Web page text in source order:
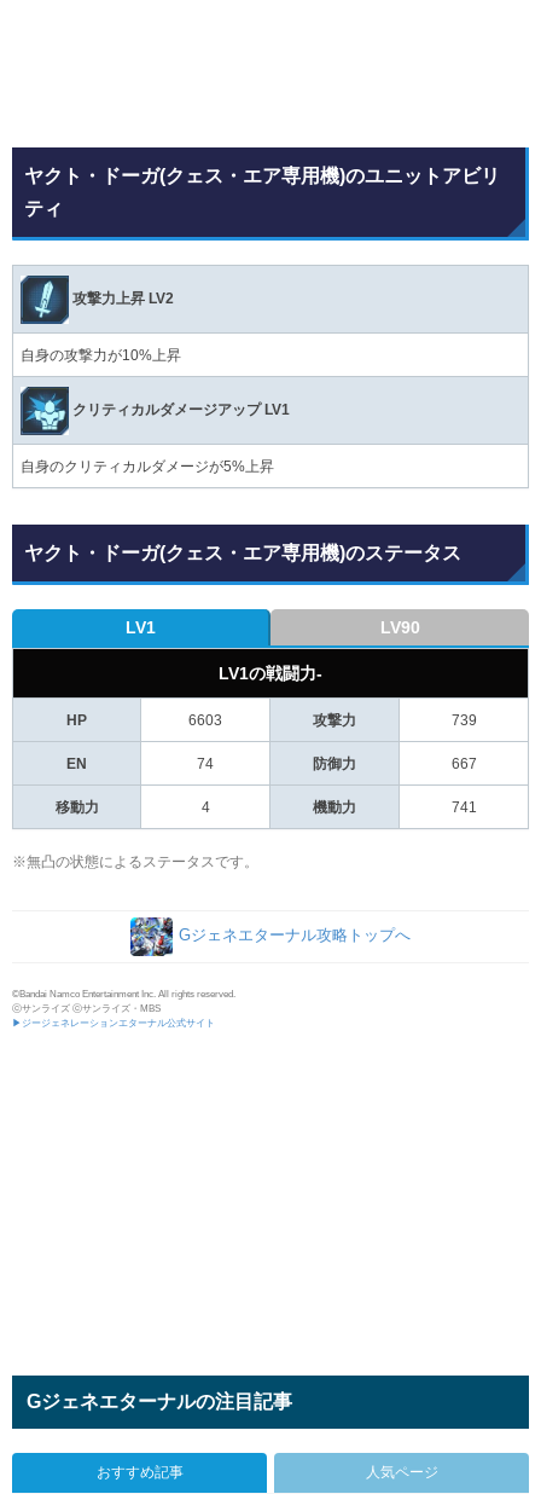
ヤクト・ドーガ(クェス・エア専用機)のユニットアビリ
ティ
攻撃力上昇 LV2
自身の攻撃力が10%上昇
クリティカルダメージアップ LV1
自身のクリティカルダメージが5%上昇
ヤクト・ドーガ(クェス・エア専用機)のステータス
LV1 LV90
LV1の戦闘力-
HP 6603 攻撃力 739
EN 74 防御力 667
移動力 4 機動力 741
※無凸の状態によるステータスです。
Gジェネエターナル攻略トップへ
©Bandai Namco Entertainment Inc. All rights reserved.
ⓒサンライズ ⓒサンライズ・MBS
▶ジージェネレーションエターナル公式サイト
Gジェネエターナルの注目記事
おすすめ記事 人気ページ